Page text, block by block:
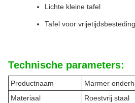
Lichte kleine tafel
Tafel voor vrijetijdsbesteding
Technische parameters:
Productnaam
Marmer
Materiaal
Roestvrij staal